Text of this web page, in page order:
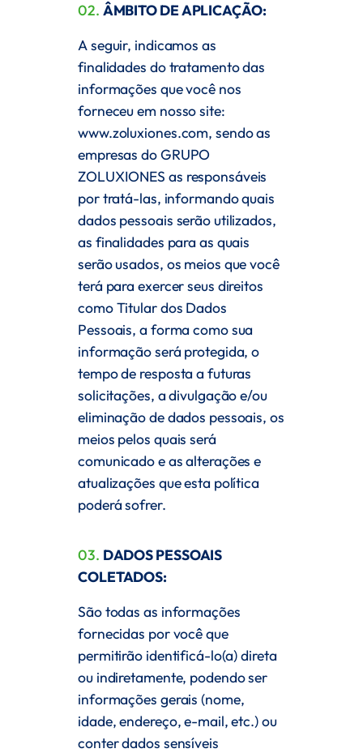
02. ÂMBITO DE APLICAÇÃO:
A seguir, indicamos as
finalidades do tratamento das
informações que você nos
forneceu em nosso site:
www.zoluxiones.com, sendo as
empresas do GRUPO
ZOLUXIONES as responsáveis
por tratá-las, informando quais
dados pessoais serão utilizados,
as finalidades para as quais
serão usados, os meios que você
terá para exercer seus direitos
como Titular dos Dados
Pessoais, a forma como sua
informação será protegida, o
tempo de resposta a futuras
solicitações, a divulgação e/ou
eliminação de dados pessoais, os
meios pelos quais será
comunicado e as alterações e
atualizações que esta política
poderá sofrer.
03. DADOS PESSOAIS
COLETADOS:
São todas as informações
fornecidas por você que
permitirão identificá-lo(a) direta
ou indiretamente, podendo ser
informações gerais (nome,
idade, endereço, e-mail, etc.) ou
conter dados sensíveis